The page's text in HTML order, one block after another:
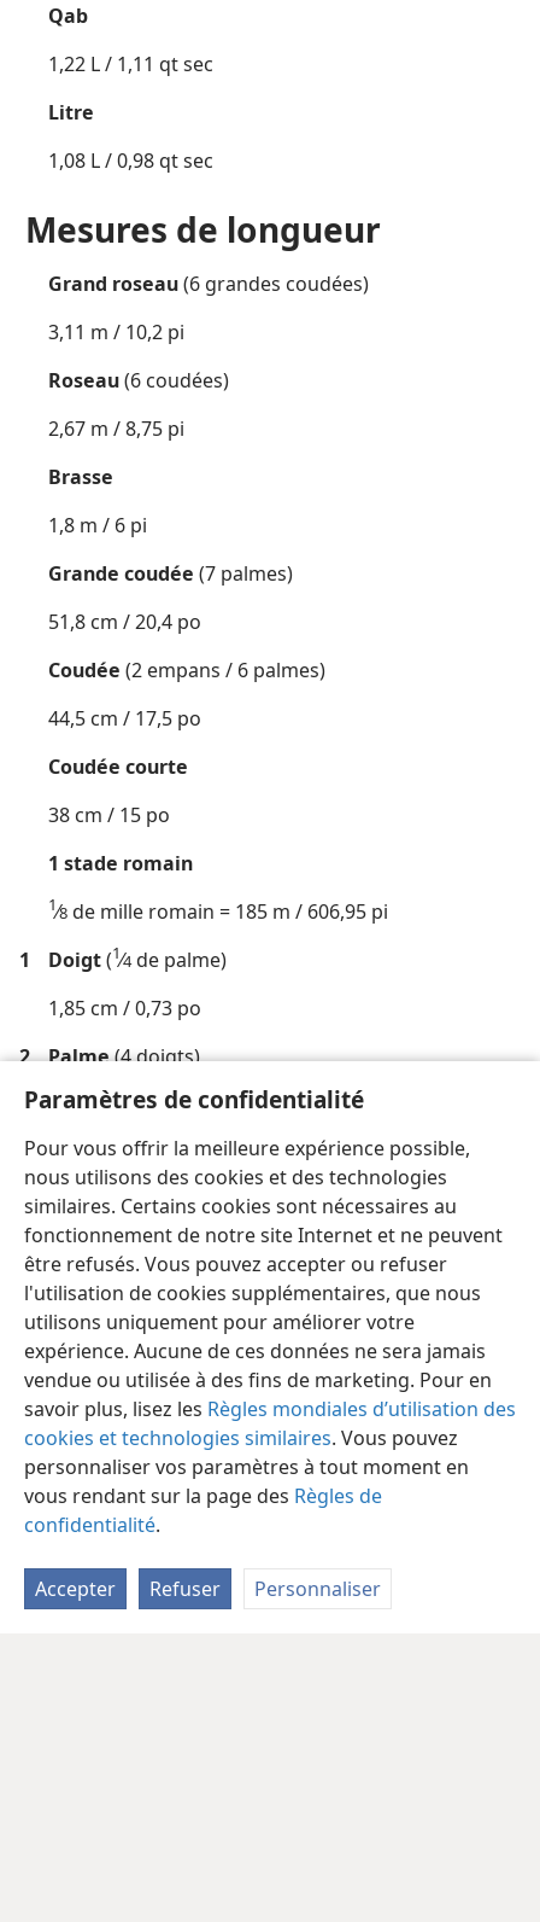
Paramètres de confidentialité
Pour vous offrir la meilleure expérience possible,
nous utilisons des cookies et des technologies
similaires. Certains cookies sont nécessaires au
fonctionnement de notre site Internet et ne peuvent
être refusés. Vous pouvez accepter ou refuser
l'utilisation de cookies supplémentaires, que nous
utilisons uniquement pour améliorer votre
expérience. Aucune de ces données ne sera jamais
vendue ou utilisée à des fins de marketing. Pour en
savoir plus, lisez les Règles mondiales d’utilisation des
cookies et technologies similaires. Vous pouvez
personnaliser vos paramètres à tout moment en
vous rendant sur la page des Règles de
confidentialité.
Accepter Refuser Personnaliser
Qab
1,22 L / 1,11 qt sec
Litre
1,08 L / 0,98 qt sec
Mesures de longueur
Grand roseau(6 grandes coudées)
3,11 m / 10,2 pi
Roseau(6 coudées)
2,67 m / 8,75 pi
Brasse
1,8 m / 6 pi
Grande coudée (7 palmes)
51,8 cm / 20,4 po
Coudée (2 empans / 6 palmes)
44,5 cm / 17,5 po
Coudée courte
38 cm / 15 po
1 stade romain
1⁄8 de mille romain = 185 m / 606,95 pi
1
Doigt(1⁄4de palme)
1,85 cm / 0,73 po
2
Palme(4 doigts)
7,4 cm / 2,9 po
3
Empan(3 palmes)
22,2 cm / 8,75 po